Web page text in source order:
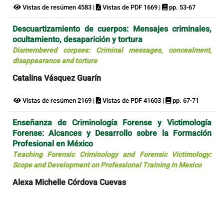
Vistas de resúmen 4583 | Vistas de PDF 1669 | pp. 53-67
Descuartizamiento de cuerpos: Mensajes criminales,
ocultamiento, desaparición y tortura
Dismembered corpses: Criminal messages, concealment,
disappearance and torture
Catalina Vásquez Guarín
Vistas de resúmen 2169 | Vistas de PDF 41603 | pp. 67-71
Enseñanza de Criminología Forense y Victimología
Forense: Alcances y Desarrollo sobre la Formación
Profesional en México
Teaching Forensic Criminology and Forensic Victimology:
Scope and Development on Professional Training in Mexico
Alexa Michelle Córdova Cuevas